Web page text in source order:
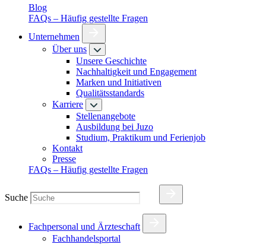
Blog
FAQs – Häufig gestellte Fragen
Unternehmen
Über uns
Unsere Geschichte
Nachhaltigkeit und Engagement
Marken und Initiativen
Qualitätsstandards
Karriere
Stellenangebote
Ausbildung bei Juzo
Studium, Praktikum und Ferienjob
Kontakt
Presse
FAQs – Häufig gestellte Fragen
Suche
Fachpersonal und Ärzteschaft
Fachhandelsportal